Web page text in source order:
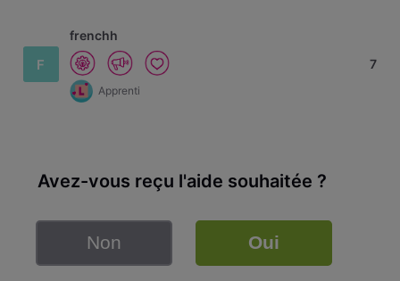
F
frenchh
Apprenti
7
Avez-vous reçu l'aide souhaitée ?
Non Oui